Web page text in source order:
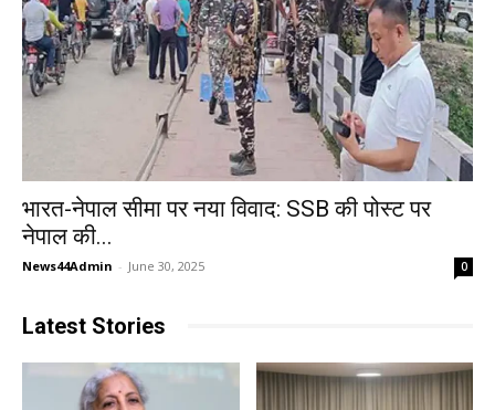
भारत-नेपाल सीमा पर नया विवाद: SSB की पोस्ट पर
नेपाल की...
News44Admin - June 30, 2025 0
Latest Stories